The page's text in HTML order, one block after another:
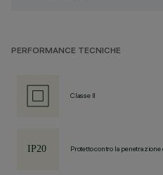
PERFORMANCE TECNICHE
Classe II
Protetto contro la